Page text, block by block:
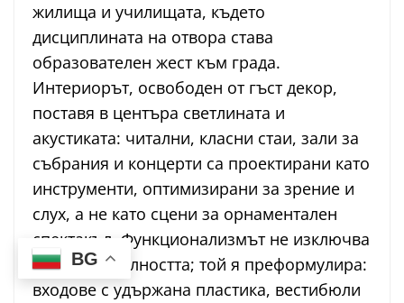
жилища и училищата, където
дисциплината на отвора става
образователен жест към града.
Интериорът, освободен от гъст декор,
поставя в центъра светлината и
акустиката: читални, класни стаи, зали за
събрания и концерти са проектирани като
инструменти, оптимизирани за зрение и
слух, а не като сцени за орнаментален
спектакъл. Функционализмът не изключва
представителността; той я преформулира:
входове с удържана пластика, вестибюли
BG